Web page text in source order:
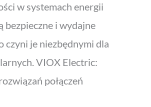
w systemach energii
bezpieczne i wydajne
czyni je niezbędnymi dla
VIOX Electric:
połączeń